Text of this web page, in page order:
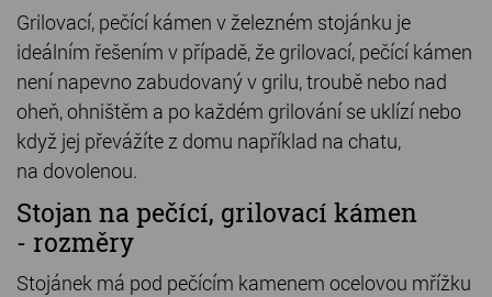
Grilovací, pečící kámen v železném stojánku je
ideálním řešením v případě, že grilovací, pečící kámen
není napevno zabudovaný v grilu, troubě nebo nad
oheň, ohništěm a po každém grilování se uklízí nebo
když jej převážíte z domu například na chatu,
na dovolenou.
Stojan na pečící, grilovací kámen
- rozměry
Stojánek má pod pečícím kamenem ocelovou mřížku